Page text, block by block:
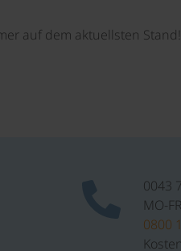
auf dem aktuellsten Stand!
0043
MO-
0800